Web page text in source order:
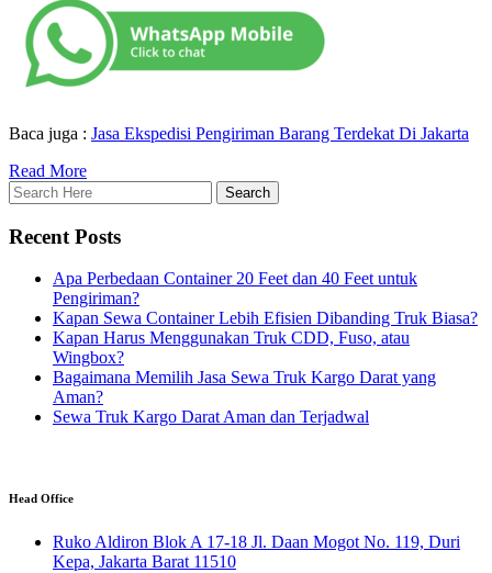
Baca juga : Jasa Ekspedisi Pengiriman Barang Terdekat Di Jakarta
Read More
Recent Posts
Apa Perbedaan Container 20 Feet dan 40 Feet untuk
Pengiriman?
Kapan Sewa Container Lebih Efisien Dibanding Truk Biasa?
Kapan Harus Menggunakan Truk CDD, Fuso, atau
Wingbox?
Bagaimana Memilih Jasa Sewa Truk Kargo Darat yang
Aman?
Sewa Truk Kargo Darat Aman dan Terjadwal
Head Office
Ruko Aldiron Blok A 17-18 Jl. Daan Mogot No. 119, Duri
Kepa, Jakarta Barat 11510